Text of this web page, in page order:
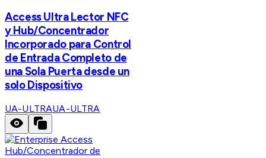
Access Ultra Lector NFC
y Hub/Concentrador
Incorporado para Control
de Entrada Completo de
una Sola Puerta desde un
solo Dispositivo
UA-ULTRAUA-ULTRA